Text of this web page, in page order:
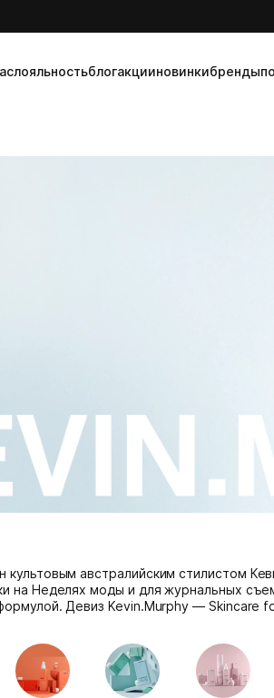
лояльностьблогакцииновинкибренды
культовым австралийским стилистом
на Неделях моды и для журнальных
Девиз Kevin.Murphy — Skincare